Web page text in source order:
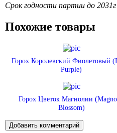
Срок годности партии до 2031г
Похожие товары
Горох Королевский Фиолетовый
Purple)
Горох Цветок Магнолии
Blossom)